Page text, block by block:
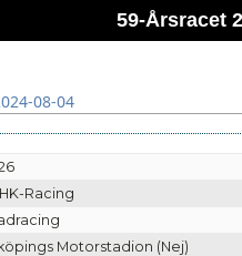
59-Årsracet
08-04
Racing
Motorstadion (Nej)